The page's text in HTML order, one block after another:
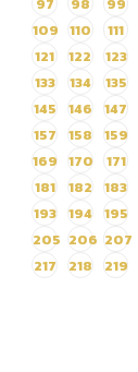
109 110 111
121
122 123
133
134 135
145
146 147
157
158 159
169 170 171
181
182 183
193 194 195
205 206 207
217
218 219